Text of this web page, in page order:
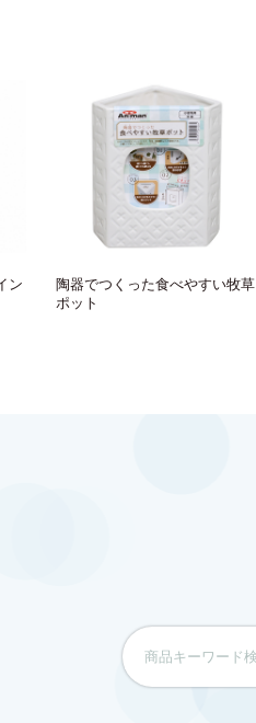
ン
陶器でつくった食べやすい牧草
ポット